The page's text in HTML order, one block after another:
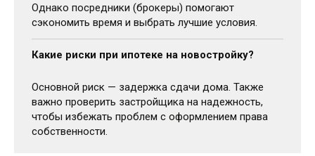
Однако посредники (брокеры) помогают
сэкономить время и выбрать лучшие условия.
Какие риски при ипотеке на новостройку?
Основной риск — задержка сдачи дома. Также
важно проверить застройщика на надежность,
чтобы избежать проблем с оформлением права
собственности.